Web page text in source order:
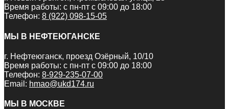
Время работы: с пн-пт с 09:00 до 18:00
Телефон: 8 (922) 098-15-05
МЫ В НЕФТЕЮГАНСКЕ
г. Нефтеюганск, проезд Озёрный, 10/10
Время работы: с пн-пт с 09:00 до 18:00
Телефон: 8-929-235-07-00
Email: hmao@ukd174.ru
МЫ В МОСКВЕ